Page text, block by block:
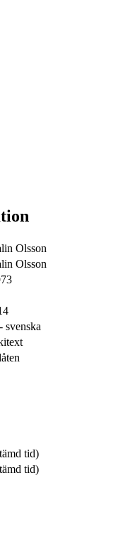
Olsson
Olsson
svenska
tid)
tid)